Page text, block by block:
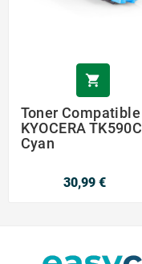

Toner Compatible
KYOCERA TK590C
Cyan
30,99 €